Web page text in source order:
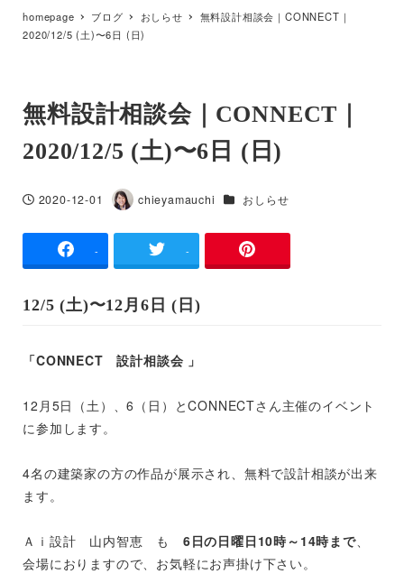
homepage ブログ おしらせ
無料設計相談会｜CONNECT｜
2020/12/5 (土)〜6日 (日)
無料設計相談会｜CONNECT｜
2020/12/5 (土)〜6日 (日)
投稿日
2020-12-01
著
chieyamauchi カテゴリー
おしらせ
- -
12/5 (土)〜12月6日 (日)
「CONNECT 設計相談会 」
12月5日（土）、6（日）とCONNECTさん主催のイベント
に参加します。
4名の建築家の方の作品が展示され、無料で設計相談が出来
ます。
Ａｉ設計 山内智恵 も 6日の日曜日10時～14時まで、
会場におりますので、お気軽にお声掛け下さい。